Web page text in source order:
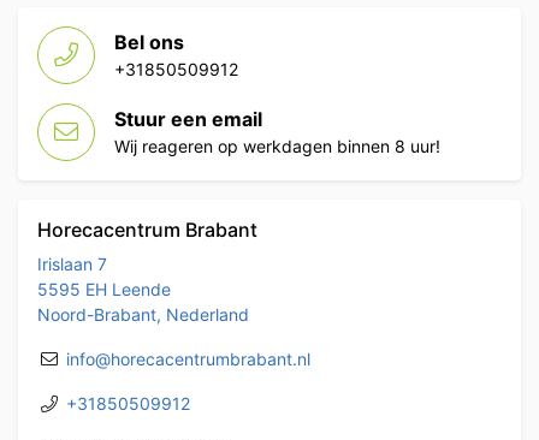
Bel ons
+31850509912
Stuur een email
Wij reageren op werkdagen binnen 8 uur!
Horecacentrum Brabant
Irislaan 7
5595 EH Leende
Noord-Brabant, Nederland
info@horecacentrumbrabant.nl
+31850509912